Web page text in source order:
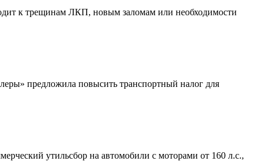
к трещинам ЛКП, новым заломам или необходимости
предложила повысить транспортный налог для
утильсбор на автомобили с моторами от 160 л.с.,